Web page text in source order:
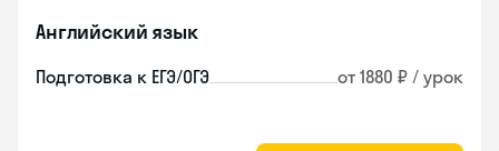
Английский язык
Подготовка к ЕГЭ/ОГЭ от 1880 ₽ / урок